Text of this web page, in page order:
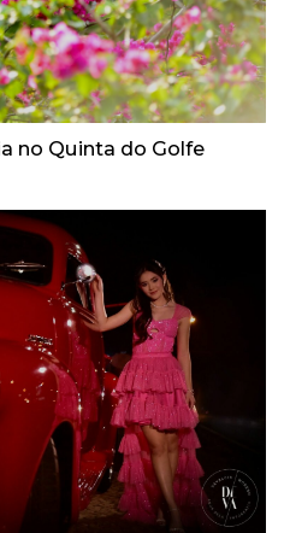
no Quinta do Golfe